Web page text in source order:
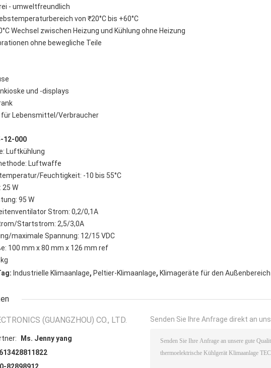
- umweltfreundlich
von ₹20°C bis +60°C
Wechsel zwischen Heizung und Kühlung ohne Heizung
ohne bewegliche Teile
und -displays
für Lebensmittel/Verbraucher
12-000
Luftkühlung
Luftwaffe
Feuchtigkeit: -10 bis 55°C
25 W
95 W
Strom: 0,2/0,1A
Startstrom: 2,5/3,0A
maximale Spannung: 12/15 VDC
100 mm x 80 mm x 126 mm ref
Industrielle Klimaanlage, Peltier-Klimaanlage, Klimageräte für den Außenbereich
(GUANGZHOU) CO., LTD.
Ms. Jenny yang
Senden Sie Ihre Anfrage direkt an uns